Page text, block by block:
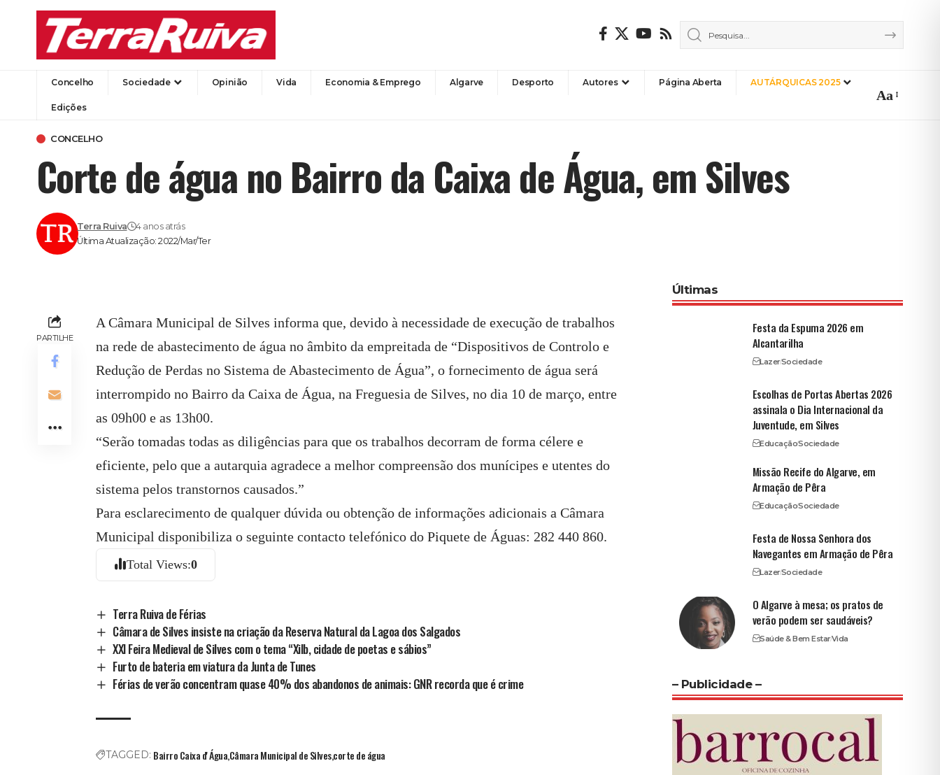
Concelho Sociedade Opinião Vida Economia & Emprego Algarve Desporto Autores Página Aberta AUTÁRQUICAS 2025
Edições
Aa
CONCELHO
Corte de água no Bairro da Caixa de Água, em Silves
Última Atualização: 2022/Mar/Ter
Terra Ruiva 4 anos atrás
PARTILHE
A Câmara Municipal de Silves informa que, devido à necessidade de execução de trabalhos
na rede de abastecimento de água no âmbito da empreitada de “Dispositivos de Controlo e
Redução de Perdas no Sistema de Abastecimento de Água”, o fornecimento de água será
interrompido no Bairro da Caixa de Água, na Freguesia de Silves, no dia 10 de março, entre
as 09h00 e as 13h00.
“Serão tomadas todas as diligências para que os trabalhos decorram de forma célere e
eficiente, pelo que a autarquia agradece a melhor compreensão dos munícipes e utentes do
sistema pelos transtornos causados.”
Para esclarecimento de qualquer dúvida ou obtenção de informações adicionais a Câmara
Municipal disponibiliza o seguinte contacto telefónico do Piquete de Águas: 282 440 860.
Total Views:0
Terra Ruiva de Férias
Câmara de Silves insiste na criação da Reserva Natural da Lagoa dos Salgados
XXI Feira Medieval de Silves com o tema “Xilb, cidade de poetas e sábios”
Furto de bateria em viatura da Junta de Tunes
Férias de verão concentram quase 40% dos abandonos de animais: GNR recorda que é crime
TAGGED: Bairro Caixa d' ÁguaCâmara Municipal de Silvescorte de água
Últimas
Festa da Espuma 2026 em
Alcantarilha
LazerSociedade
Escolhas de Portas Abertas 2026
assinala o Dia Internacional da
Juventude, em Silves
EducaçãoSociedade
Missão Recife do Algarve, em
Armação de Pêra
EducaçãoSociedade
Festa de Nossa Senhora dos
Navegantes em Armação de Pêra
LazerSociedade
O Algarve à mesa; os pratos de
verão podem ser saudáveis?
Saúde & Bem EstarVida
– Publicidade –